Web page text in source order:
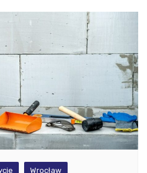
Wrocław